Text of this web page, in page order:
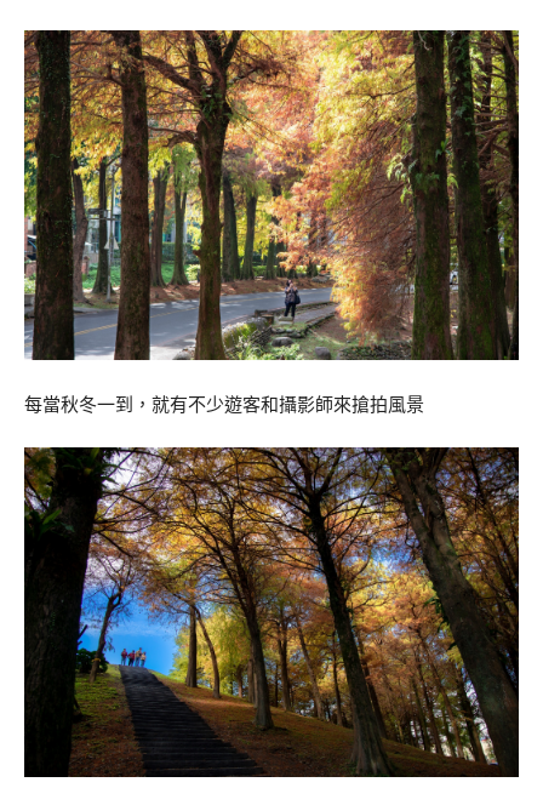
每當秋冬一到，就有不少遊客和攝影師來搶拍風景